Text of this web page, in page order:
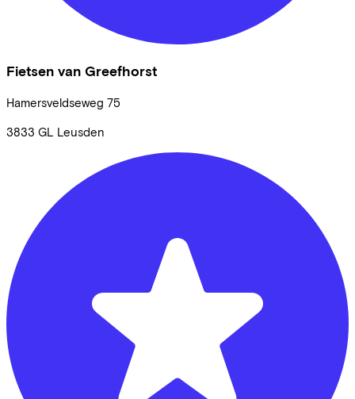
Fietsen van Greefhorst
Hamersveldseweg 75
3833 GL Leusden